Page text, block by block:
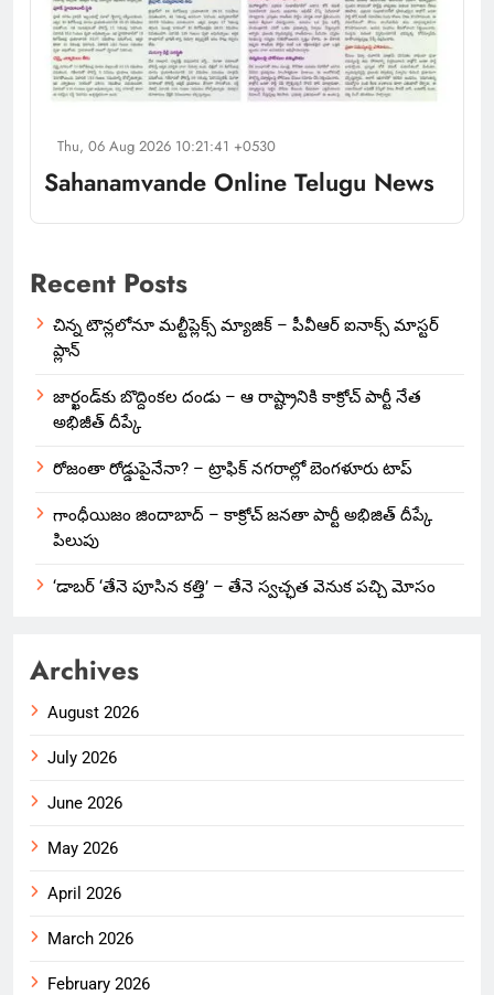
Thu, 06 Aug 2026 10:21:41 +0530
Sahanamvande Online Telugu News
Recent Posts
చిన్న టౌన్లలోనూ మల్టీప్లెక్స్‌ మ్యాజిక్ – పీవీఆర్ ఐనాక్స్ మాస్టర్
ప్లాన్
జార్ఖండ్‌కు బొద్దింకల దండు – ఆ రాష్ట్రానికి కాక్రోచ్ పార్టీ నేత
అభిజీత్ దీప్కే
రోజంతా రోడ్డుపైనేనా? – ట్రాఫిక్ నగరాల్లో బెంగళూరు టాప్
గాంధీయిజం జిందాబాద్ – కాక్రోచ్ జనతా పార్టీ అభిజిత్ దీప్కే
పిలుపు
‘డాబర్ ‘తేనె పూసిన కత్తి’ – తేనె స్వచ్ఛత వెనుక పచ్చి మోసం
Archives
August 2026
July 2026
June 2026
May 2026
April 2026
March 2026
February 2026